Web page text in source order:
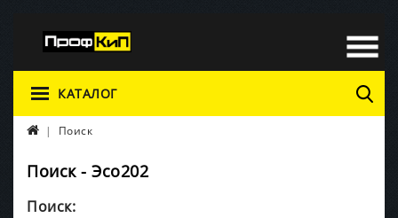
КАТАЛОГ
Поиск
Поиск - Эсо202
Поиск: